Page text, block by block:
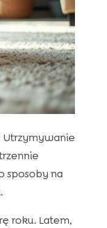
Utrzymywanie
sposoby na
roku. Latem,